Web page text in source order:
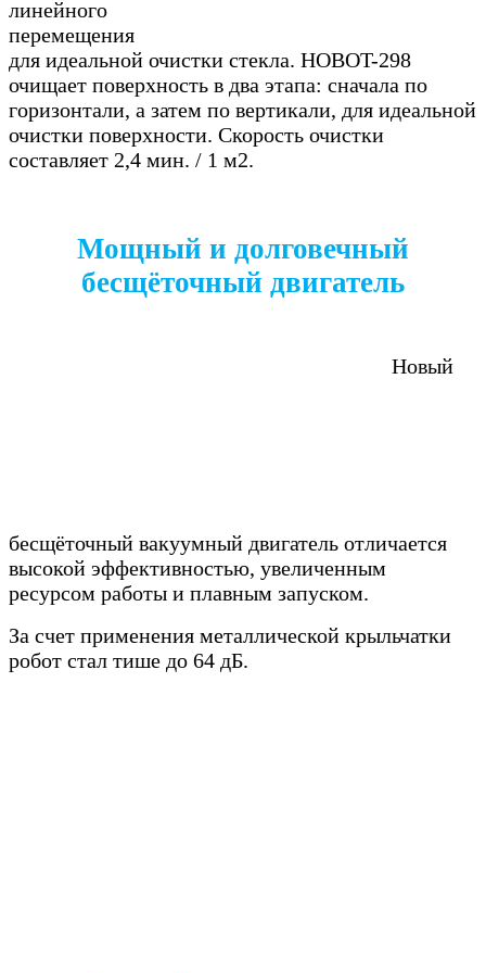
линейного
перемещения
для идеальной очистки стекла. HOBOT-298
очищает поверхность в два этапа: сначала по
горизонтали, а затем по вертикали, для идеальной
очистки поверхности. Скорость очистки
составляет 2,4 мин. / 1 м2.
Мощный и долговечный
бесщёточный двигатель
Новый
бесщёточный вакуумный двигатель отличается
высокой эффективностью, увеличенным
ресурсом работы и плавным запуском.
За счет применения металлической крыльчатки
робот стал тише до 64 дБ.